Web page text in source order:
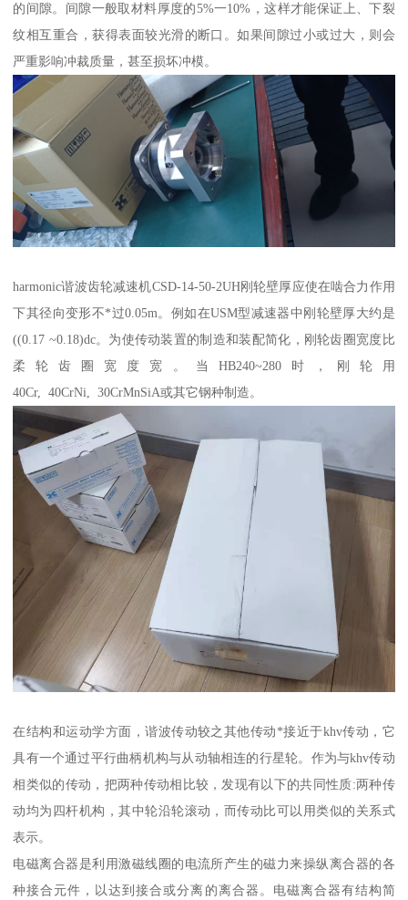
的间隙。间隙一般取材料厚度的5%一10%，这样才能保证上、下裂
纹相互重合，获得表面较光滑的断口。如果间隙过小或过大，则会
严重影响冲裁质量，甚至损坏冲模。
harmonic谐波齿轮减速机CSD-14-50-2UH刚轮壁厚应使在啮合力作用
下其径向变形不*过0.05m。例如在USM型减速器中刚轮壁厚大约是
((0.17 ~0.18)dc。为使传动装置的制造和装配简化，刚轮齿圈宽度比
柔轮齿圈宽度宽。当HB240~280时，刚轮用
40Cr, 40CrNi, 30CrMnSiA或其它钢种制造。
在结构和运动学方面，谐波传动较之其他传动*接近于khv传动，它
具有一个通过平行曲柄机构与从动轴相连的行星轮。作为与khv传动
相类似的传动，把两种传动相比较，发现有以下的共同性质:两种传
动均为四杆机构，其中轮沿轮滚动，而传动比可以用类似的关系式
表示。
电磁离合器是利用激磁线圈的电流所产生的磁力来操纵离合器的各
种接合元件，以达到接合或分离的离合器。电磁离合器有结构简